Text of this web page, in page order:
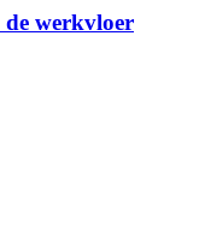
de werkvloer